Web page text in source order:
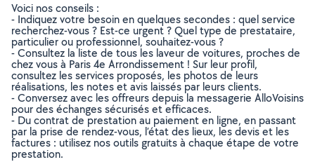
Voici nos conseils :
- Indiquez votre besoin en quelques secondes : quel service
recherchez-vous ? Est-ce urgent ? Quel type de prestataire,
particulier ou professionnel, souhaitez-vous ?
- Consultez la liste de tous les laveur de voitures, proches de
chez vous à Paris 4e Arrondissement ! Sur leur profil,
consultez les services proposés, les photos de leurs
réalisations, les notes et avis laissés par leurs clients.
- Conversez avec les offreurs depuis la messagerie AlloVoisins
pour des échanges sécurisés et efficaces.
- Du contrat de prestation au paiement en ligne, en passant
par la prise de rendez-vous, l’état des lieux, les devis et les
factures : utilisez nos outils gratuits à chaque étape de votre
prestation.